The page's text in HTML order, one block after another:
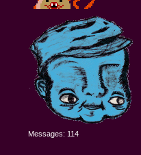
Messages: 114